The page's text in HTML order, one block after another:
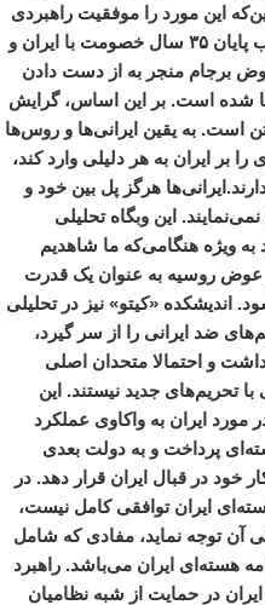
این مورد را موفقیت راهبردی
انگاشت،سخت است. این توافق موجب پایان ۳۵ سال خصومت با ایران و
برجام منجر به از دست دادن
شده است. بر این اساس، گرایش
است. به یقین ایرانی‌ها و روس‌ها
را بر ایران به هر دلیلی وارد کند،
هرگز پل بین خود و
این وبگاه تحلیلی
ویژه هنگامی‌که ما شاهدیم
عوض روسیه به عنوان یک قدرت
اندیشکده «کیتو» نیز در تحلیلی
ضد ایرانی را از سر گیرد،
داشت و احتمالا متحدان اصلی
تحریم‌های جدید نیستند. این
ایران به واکاوی عملکرد
پرداخت و به دولت بعدی
خود در قبال ایران قرار دهد. در
ایران توافقی کامل نیست،
آن توجه نماید، مفادی که شامل
هسته‌ای ایران می‌باشد. راهبرد
در حمایت از شبه نظامیان